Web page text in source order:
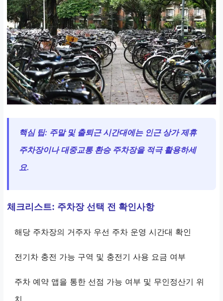
핵심 팁: 주말 및 출퇴근 시간대에는 인근 상가 제휴
주차장이나 대중교통 환승 주차장을 적극 활용하세
요.
체크리스트: 주차장 선택 전 확인사항
해당 주차장의 거주자 우선 주차 운영 시간대 확인
전기차 충전 가능 구역 및 충전기 사용 요금 여부
주차 예약 앱을 통한 선점 가능 여부 및 무인정산기 위